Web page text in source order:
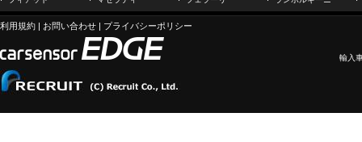
利用規約 | お問い合わせ | プライバシーポリシー
輸入